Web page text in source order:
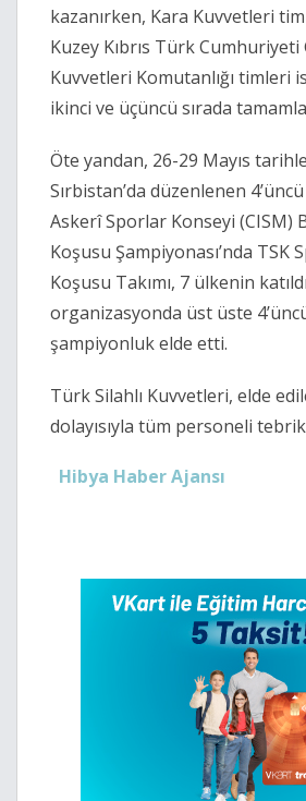
kazanırken, Kara Kuvvetleri
Kuzey Kıbrıs Türk
Kuvvetleri Komutanlığı timleri
ikinci ve üçüncü sırada
Öte yandan, 26-29 Mayıs
Sırbistan’da düzenlenen
Askerî Sporlar Konseyi (CISM)
Koşusu Şampiyonası’nda TSK
Koşusu Takımı, 7 ülkenin
organizasyonda üst üste
şampiyonluk elde etti.
Türk Silahlı Kuvvetleri, elde
dolayısıyla tüm personeli
Hibya Haber Ajansı